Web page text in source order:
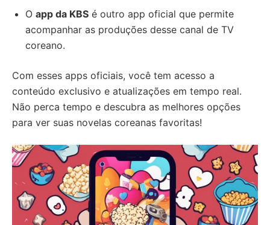
O app da KBS é outro app oficial que permite
acompanhar as produções desse canal de TV
coreano.
Com esses apps oficiais, você tem acesso a
conteúdo exclusivo e atualizações em tempo real.
Não perca tempo e descubra as melhores opções
para ver suas novelas coreanas favoritas!